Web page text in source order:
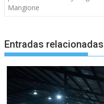
entradas
Mangione
Entradas relacionadas